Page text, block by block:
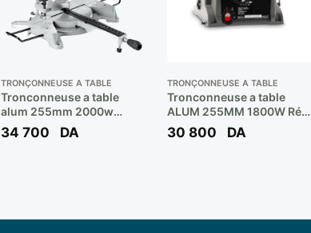
TRONÇONNEUSE A TABLE
Tronconneuse a table
alum 255mm 2000w
ct15109 ** CROWN
34 700 DA
TRONÇONNEUSE A TABLE
Tronconneuse a table
ALUM 255MM 1800W Réf:
CT 15209 ** CROWN
30 800 DA